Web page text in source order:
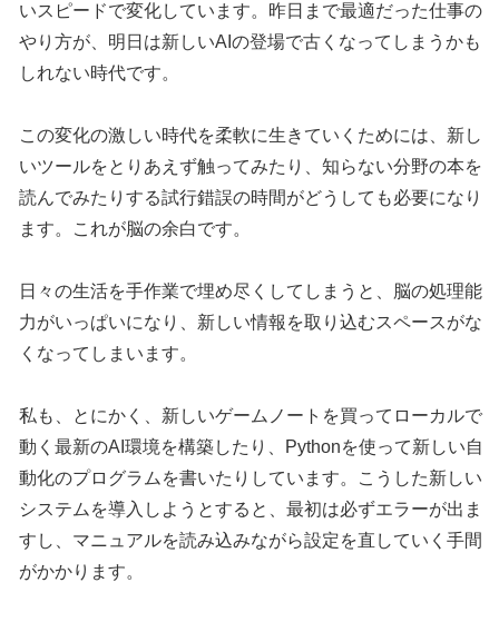
いスピードで変化しています。昨日まで最適だった仕事の
やり方が、明日は新しいAIの登場で古くなってしまうかも
しれない時代です。
この変化の激しい時代を柔軟に生きていくためには、新し
いツールをとりあえず触ってみたり、知らない分野の本を
読んでみたりする試行錯誤の時間がどうしても必要になり
ます。これが脳の余白です。
日々の生活を手作業で埋め尽くしてしまうと、脳の処理能
力がいっぱいになり、新しい情報を取り込むスペースがな
くなってしまいます。
私も、とにかく、新しいゲームノートを買ってローカルで
動く最新のAI環境を構築したり、Pythonを使って新しい自
動化のプログラムを書いたりしています。こうした新しい
システムを導入しようとすると、最初は必ずエラーが出ま
すし、マニュアルを読み込みながら設定を直していく手間
がかかります。